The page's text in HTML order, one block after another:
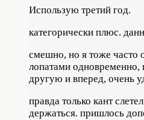
Использую третий год.
категорически плюс.
смешно, но я тоже часто
лопатами
другую и вперед, очень
правда только кант
держаться. пришлось